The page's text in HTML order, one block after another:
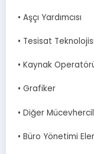
• Aşçı Yardımcısı
• Tesisat
• Kaynak
• Grafiker
• Diğer
• Büro Yönetimi